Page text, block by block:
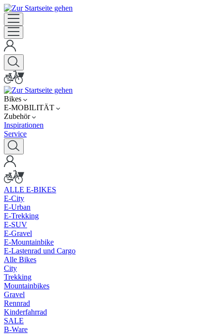
Bikes
E-MOBILITÄT
Zubehör
Inspirationen
Service
ALLE E-BIKES
E-City
E-Urban
E-Trekking
E-SUV
E-Gravel
E-Mountainbike
E-Lastenrad und Cargo
Alle Bikes
City
Trekking
Mountainbikes
Gravel
Rennrad
Kinderfahrrad
SALE
B-Ware